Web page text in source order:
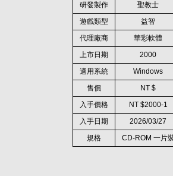
研發製作
聖教士
遊戲類型
益智
代理廠商
華彩軟體
上市日期
2000
適用系統
Windows
售價
NT $
入手價格
NT $2000-1
入手日期
2026/03/27
規格
CD-ROM 一片